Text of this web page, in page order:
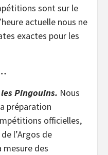
sont sur le
actuelle nous ne
exactes pour les
les Pingouins. Nous
préparation
officielles,
l’Argos de
mesure des